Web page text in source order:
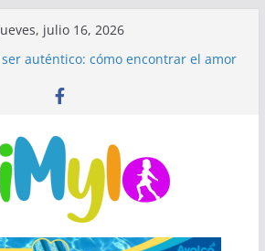
julio 16, 2026
auténtico: cómo encontrar el amor
rutinas infinitas: Por qué el
ser hipocondríaco y cuándo
de Madrid que millones de visitantes
alto
Bogotá: precios y paquetes para
eventos 🎶